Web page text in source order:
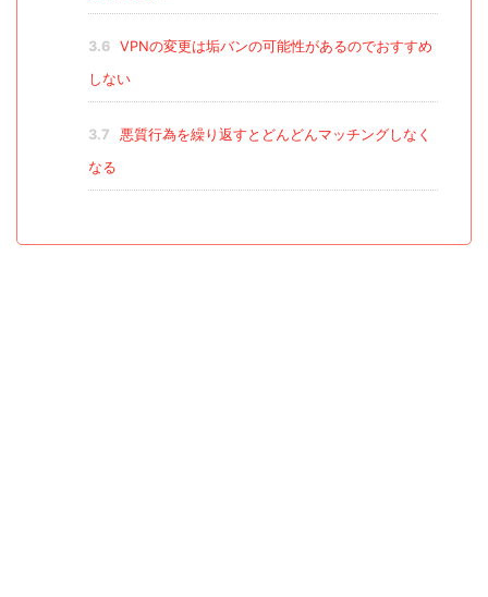
3.6
VPNの変更は垢バンの可能性があるのでおすすめ
しない
3.7
悪質行為を繰り返すとどんどんマッチングしなく
なる